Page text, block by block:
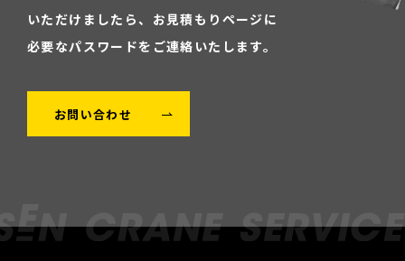
いただけましたら、 お見積もりページに
必要なパスワードをご連絡いたします。
お問い合わせ